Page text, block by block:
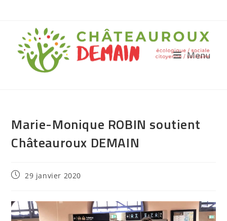
Menu
Marie-Monique ROBIN soutient
Châteauroux DEMAIN
29 janvier 2020